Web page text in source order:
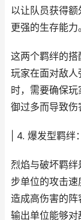
以让队员获得
更强的生存能力
这两个羁绊的
玩家在面对敌
时，需要确保
御过多而导致伤
| 4. 爆发型羁绊
烈焰与破坏羁
步单位的攻击
造成高伤害的
输出单位能够对